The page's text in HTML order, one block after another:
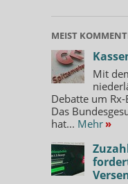
MEIST
Mit
Debatte um
Das
hat... Mehr »